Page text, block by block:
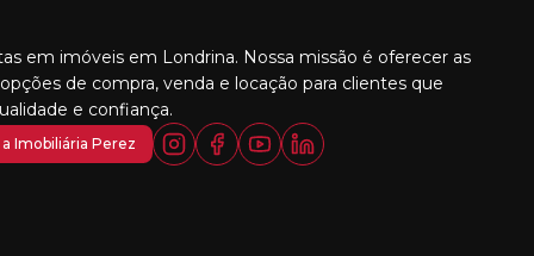
em imóveis em Londrina. Nossa missão é oferecer as
de compra, venda e locação para clientes que
e confiança.
Imobiliária Perez